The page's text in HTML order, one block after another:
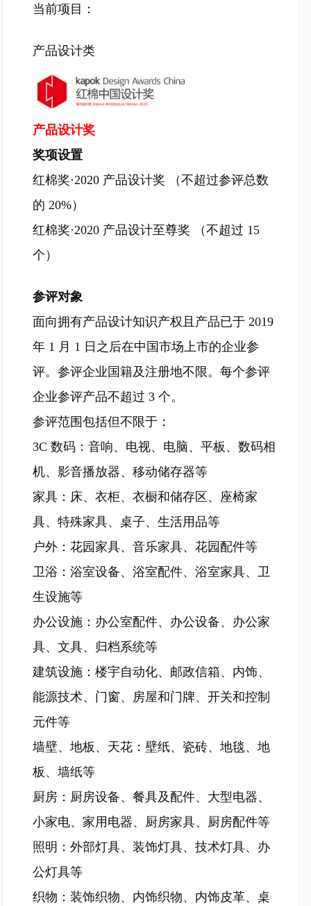
当前项目：
产品设计类
产品设计奖
奖项设置
红棉奖·2020 产品设计奖 （不超过参评总数
的 20%）
红棉奖·2020 产品设计至尊奖 （不超过 15
个）
参评对象
面向拥有产品设计知识产权且产品已于 2019
年 1 月 1 日之后在中国市场上市的企业参
评。参评企业国籍及注册地不限。每个参评
企业参评产品不超过 3 个。
参评范围包括但不限于：
3C 数码：音响、电视、电脑、平板、数码相
机、影音播放器、移动储存器等
家具：床、衣柜、衣橱和储存区、座椅家
具、特殊家具、桌子、生活用品等
户外：花园家具、音乐家具、花园配件等
卫浴：浴室设备、浴室配件、浴室家具、卫
生设施等
办公设施：办公室配件、办公设备、办公家
具、文具、归档系统等
建筑设施：楼宇自动化、邮政信箱、内饰、
能源技术、门窗、房屋和门牌、开关和控制
元件等
墙壁、地板、天花：壁纸、瓷砖、地毯、地
板、墙纸等
厨房：厨房设备、餐具及配件、大型电器、
小家电、家用电器、厨房家具、厨房配件等
照明：外部灯具、装饰灯具、技术灯具、办
公灯具等
织物：装饰织物、内饰织物、内饰皮革、桌